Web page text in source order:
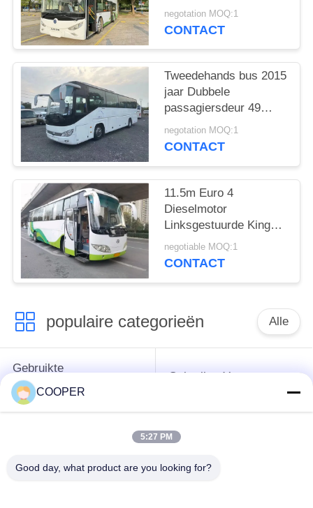
Weichai motor Diesel
coach Bus Sunlong
negotation MOQ:1
CONTACT
Tweedehands bus 2015
jaar Dubbele
passagiersdeur 49
zitplaatsen Goed
airconditioning
negotation MOQ:1
CONTACT
11.5m Euro 4
Dieselmotor
Linksgestuurde King
Long 51-seater grote
gebruikte
negotiable MOQ:1
CONTACT
populaire categorieën Alle
Gebruikte
Onderlegger voor
glazenbus
Gebruikte Yutong-
Gebruikte
COOPER
5:27 PM
Good day, what product are you looking for?